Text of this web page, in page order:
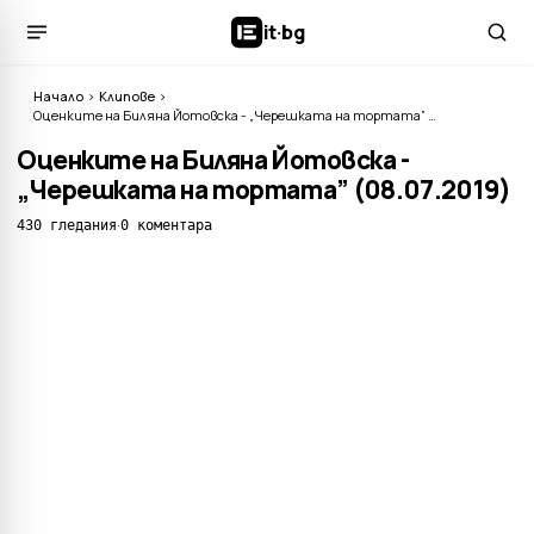
it·bg
Начало › Клипове ›
Оценките на Биляна Йотовска - „Черешката на тортата” (08.07.2019)
Оценките на Биляна Йотовска -
„Черешката на тортата” (08.07.2019)
430 гледания·0 коментара